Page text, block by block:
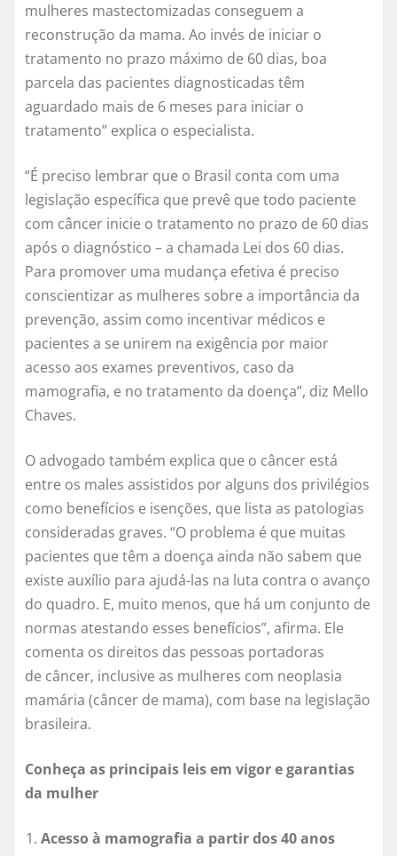
mulheres mastectomizadas conseguem a
reconstrução da mama. Ao invés de iniciar o
tratamento no prazo máximo de 60 dias, boa
parcela das pacientes diagnosticadas têm
aguardado mais de 6 meses para iniciar o
tratamento” explica o especialista.
“É preciso lembrar que o Brasil conta com uma
legislação específica que prevê que todo paciente
com câncer inicie o tratamento no prazo de 60 dias
após o diagnóstico – a chamada Lei dos 60 dias.
Para promover uma mudança efetiva é preciso
conscientizar as mulheres sobre a importância da
prevenção, assim como incentivar médicos e
pacientes a se unirem na exigência por maior
acesso aos exames preventivos, caso da
mamografia, e no tratamento da doença”, diz Mello
Chaves.
O advogado também explica que o câncer está
entre os males assistidos por alguns dos privilégios
como benefícios e isenções, que lista as patologias
consideradas graves. “O problema é que muitas
pacientes que têm a doença ainda não sabem que
existe auxílio para ajudá-las na luta contra o avanço
do quadro. E, muito menos, que há um conjunto de
normas atestando esses benefícios”, afirma. Ele
comenta os direitos das pessoas portadoras
de câncer, inclusive as mulheres com neoplasia
mamária (câncer de mama), com base na legislação
brasileira.
Conheça as principais leis em vigor e garantias
da mulher
Acesso à mamografia a partir dos 40 anos